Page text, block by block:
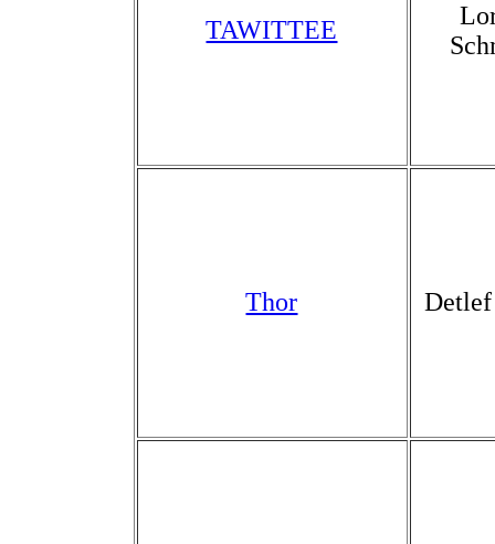
TAWITTEE
Thor Detlef